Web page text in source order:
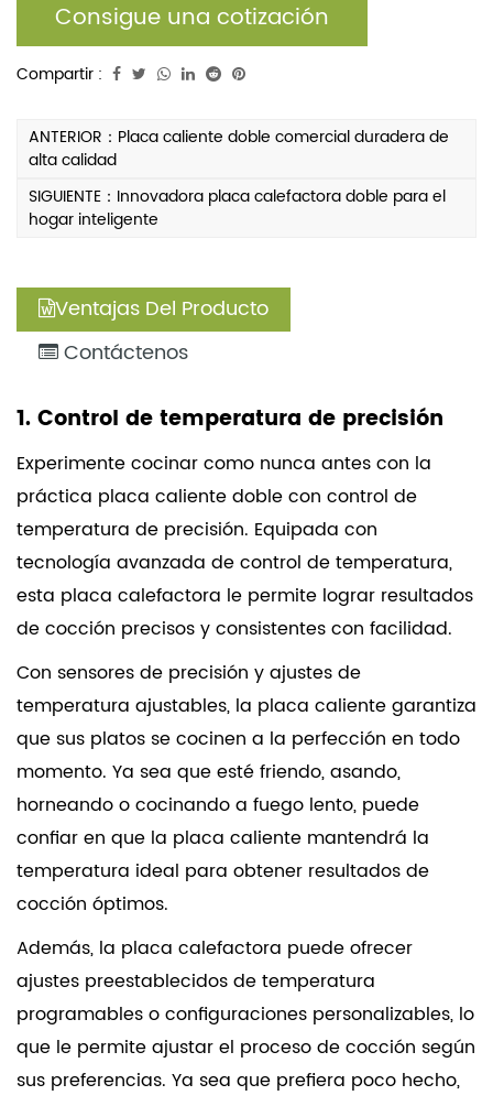
producto, profundizaremos en las características y
beneficios clave de esta innovadora placa
caliente, enfatizando su control preciso de la
capacidades de cocción multifuncional.
Consigue una cotización
Compartir :
ANTERIOR：Placa caliente doble comercial duradera de
alta calidad
SIGUIENTE：Innovadora placa calefactora doble para el
hogar inteligente
Ventajas Del Producto
Contáctenos
1. Control de temperatura de precisión
Experimente cocinar como nunca antes con la
práctica placa caliente doble con control de
temperatura de precisión. Equipada con
tecnología avanzada de control de temperatura,
esta placa calefactora le permite lograr resultados
de cocción precisos y consistentes con facilidad.
Con sensores de precisión y ajustes de
temperatura ajustables, la placa caliente garantiza
que sus platos se cocinen a la perfección en todo
momento. Ya sea que esté friendo, asando,
horneando o cocinando a fuego lento, puede
confiar en que la placa caliente mantendrá la
temperatura ideal para obtener resultados de
cocción óptimos.
Además, la placa calefactora puede ofrecer
ajustes preestablecidos de temperatura
programables o configuraciones personalizables, lo
que le permite ajustar el proceso de cocción según
sus preferencias. Ya sea que prefiera poco hecho,